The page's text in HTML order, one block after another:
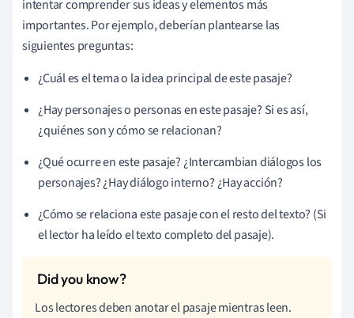
intentar comprender sus ideas y elementos más
importantes. Por ejemplo, deberían plantearse las
siguientes preguntas:
¿Cuál es el tema o la idea principal de este pasaje?
¿Hay personajes o personas en este pasaje? Si es así,
¿quiénes son y cómo se relacionan?
¿Qué ocurre en este pasaje? ¿Intercambian diálogos los
personajes? ¿Hay diálogo interno? ¿Hay acción?
¿Cómo se relaciona este pasaje con el resto del texto? (Si
el lector ha leído el texto completo del pasaje).
Los lectores deben anotar el pasaje mientras leen.